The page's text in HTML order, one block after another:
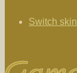
Switch skin